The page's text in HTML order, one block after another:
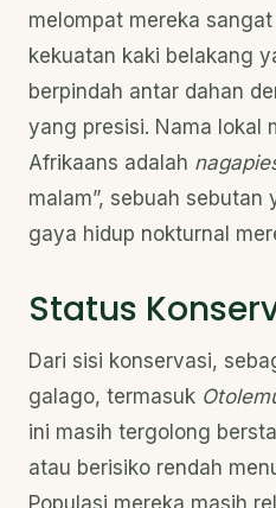
melompat mereka
kekuatan kaki belakang
berpindah antar dahan
yang presisi. Nama lokal
Afrikaans adalah
malam”, sebuah sebutan
gaya hidup nokturnal
Status
Dari sisi konservasi,
galago, termasuk
ini masih tergolong
atau berisiko rendah
Populasi mereka masih